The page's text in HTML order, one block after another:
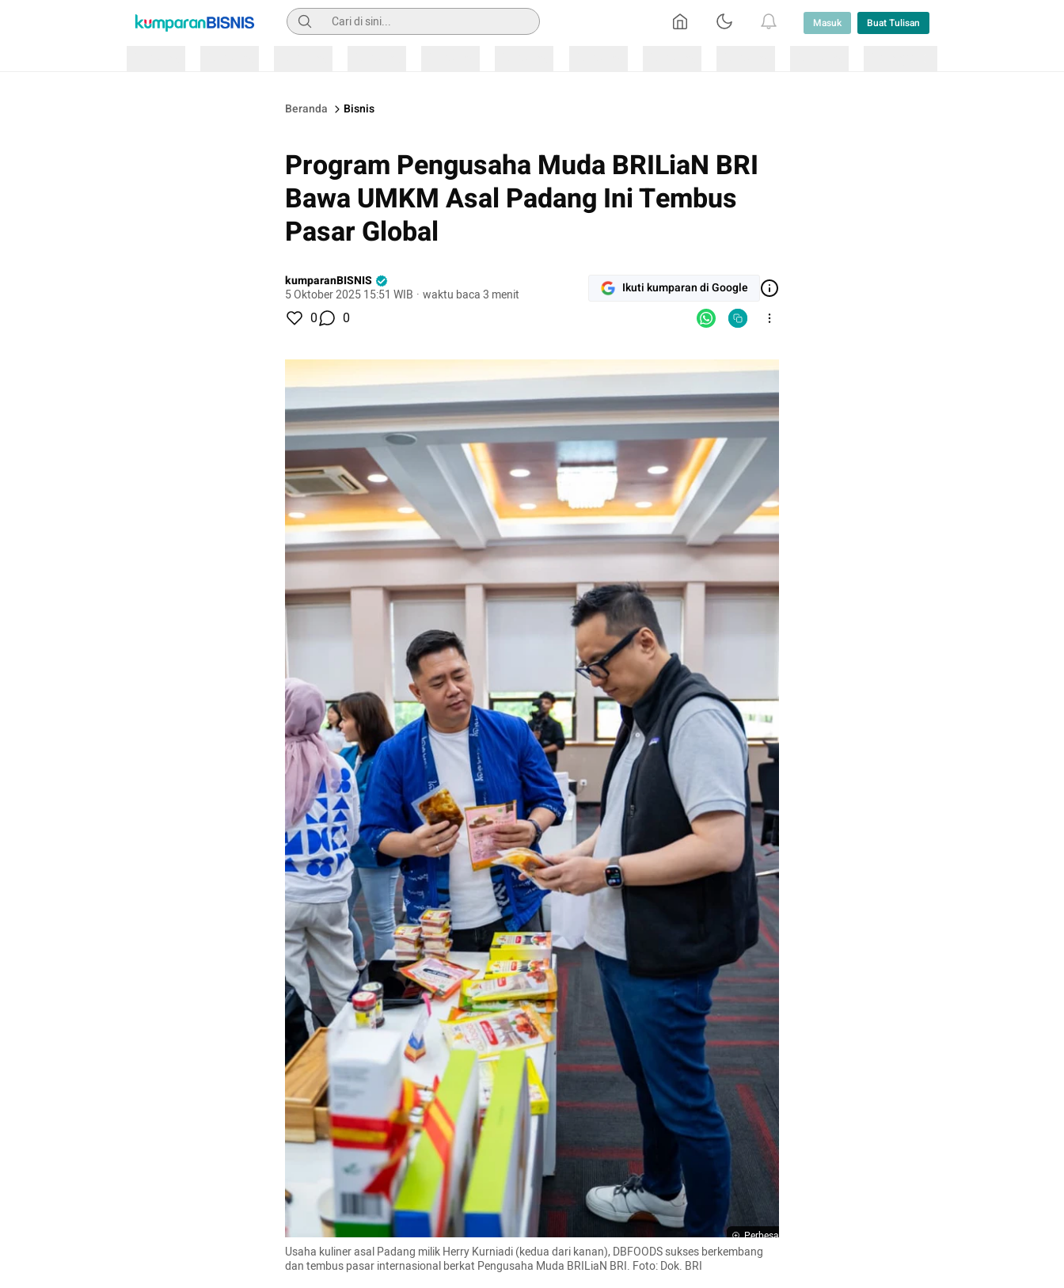
Pencarian Masuk Buat Tulisan
Beranda Bisnis
Program Pengusaha Muda BRILiaN BRI
Bawa UMKM Asal Padang Ini Tembus
Pasar Global
kumparanBISNIS
5 Oktober 2025 15:51 WIB · waktu baca 3 menit Ikuti kumparan di Google
0 0
Perbesar
Usaha kuliner asal Padang milik Herry Kurniadi (kedua dari kanan), DBFOODS sukses berkembang
dan tembus pasar internasional berkat Pengusaha Muda BRILiaN BRI. Foto: Dok. BRI